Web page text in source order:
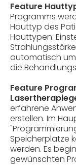
Feature
Programms
Hauttyp des
Hauttypen:
automatisch
die
Feature
erfahrene
erstellen. Im
Speicherplätze
werden. Es
gewünschten